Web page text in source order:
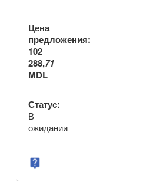
Цена
предложения:
102
288,71
MDL
Статус:
В
ожидании